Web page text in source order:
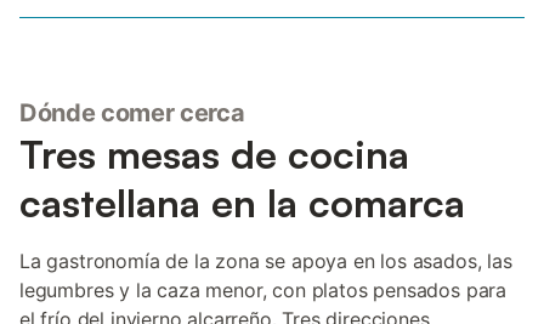
Dónde comer cerca
Tres mesas de cocina
castellana en la comarca
La gastronomía de la zona se apoya en los asados, las
legumbres y la caza menor, con platos pensados para
el frío del invierno alcarreño. Tres direcciones